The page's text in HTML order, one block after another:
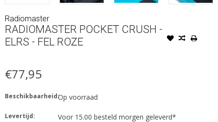
Radiomaster
RADIOMASTER POCKET CRUSH -
ELRS - FEL ROZE
€77,95
Beschikbaarheid:Op voorraad
Levertijd: Voor 15.00 besteld morgen geleverd*